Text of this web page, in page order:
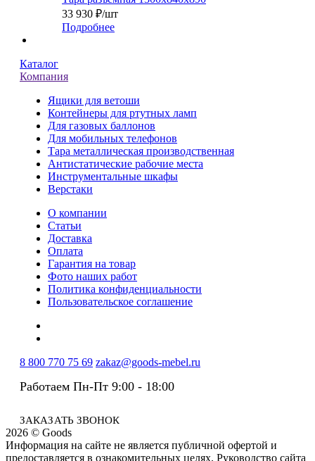
33 930 ₽/шт
Подробнее
Каталог
Компания
Ящики для ветоши
Контейнеры для ртутных ламп
Для газовых баллонов
Для мобильных телефонов
Тара металлическая производственная
Антистатические рабочие места
Инструментальные шкафы
Верстаки
О компании
Статьи
Доставка
Оплата
Гарантия на товар
Фото наших работ
Политика конфиденциальности
Пользовательское соглашение
8 800 770 75 69 zakaz@goods-mebel.ru
Работаем Пн-Пт 9:00 - 18:00
ЗАКАЗАТЬ ЗВОНОК
2026 © Goods
Информация на сайте не является публичной офертой и
предоставляется в ознакомительных целях. Руководство сайта